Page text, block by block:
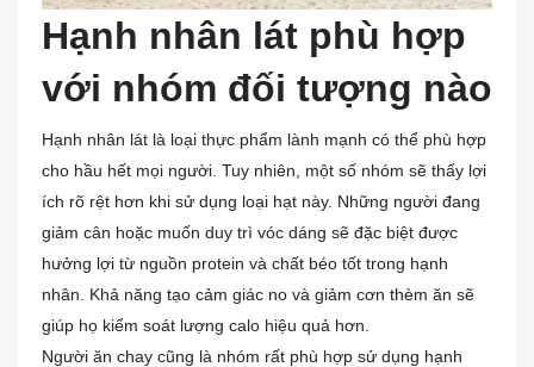
Hạnh nhân lát phù hợp
với nhóm đối tượng nào
Hạnh nhân lát là loại thực phẩm lành mạnh có thể phù hợp
cho hầu hết mọi người. Tuy nhiên, một số nhóm sẽ thấy lợi
ích rõ rệt hơn khi sử dụng loại hạt này. Những người đang
giảm cân hoặc muốn duy trì vóc dáng sẽ đặc biệt được
hưởng lợi từ nguồn protein và chất béo tốt trong hạnh
nhân. Khả năng tạo cảm giác no và giảm cơn thèm ăn sẽ
giúp họ kiểm soát lượng calo hiệu quả hơn.
Người ăn chay cũng là nhóm rất phù hợp sử dụng hạnh